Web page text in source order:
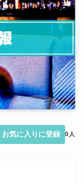
お気に入りに登録 0人